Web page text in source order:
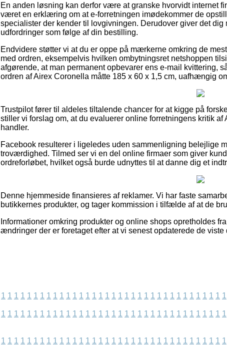
En anden løsning kan derfor være at granske hvorvidt internet
været en erklæring om at e-forretningen imødekommer de
specialister der kender til lovgivningen. Derudover giver det
udfordringer som følge af din bestilling.
Endvidere støtter vi at du er oppe på mærkerne omkring de
med ordren, eksempelvis hvilken ombytningsret netshoppen
afgørende, at man permanent opbevarer ens e-mail kvittering,
ordren af Airex Coronella måtte 185 x 60 x 1,5 cm, uafhængig
Trustpilot fører til aldeles tiltalende chancer for at kigge på
stiller vi forslag om, at du evaluerer online forretningens kritik
handler.
Facebook resulterer i ligeledes uden sammenligning belejlige
troværdighed. Tilmed ser vi en del online firmaer som giver
ordreforløbet, hvilket også burde udnyttes til at danne dig et
Denne hjemmeside finansieres af reklamer. Vi har faste
butikkernes produkter, og tager kommission i tilfælde af at de
Informationer omkring produkter og online shops opretholdes
ændringer der er foretaget efter at vi senest opdaterede de viste
1 1 1 1 1 1 1 1 1 1 1 1 1 1 1 1 1 1 1 1 1 1 1 1 1 1 1 1 1 1 1 1 1 1 1
1 1 1 1 1 1 1 1 1 1 1 1 1 1 1 1 1 1 1 1 1 1 1 1 1 1 1 1 1 1 1 1 1 1 1
1 1 1 1 1 1 1 1 1 1 1 1 1 1 1 1 1 1 1 1 1 1 1 1 1 1 1 1 1 1 1 1 1 1 1